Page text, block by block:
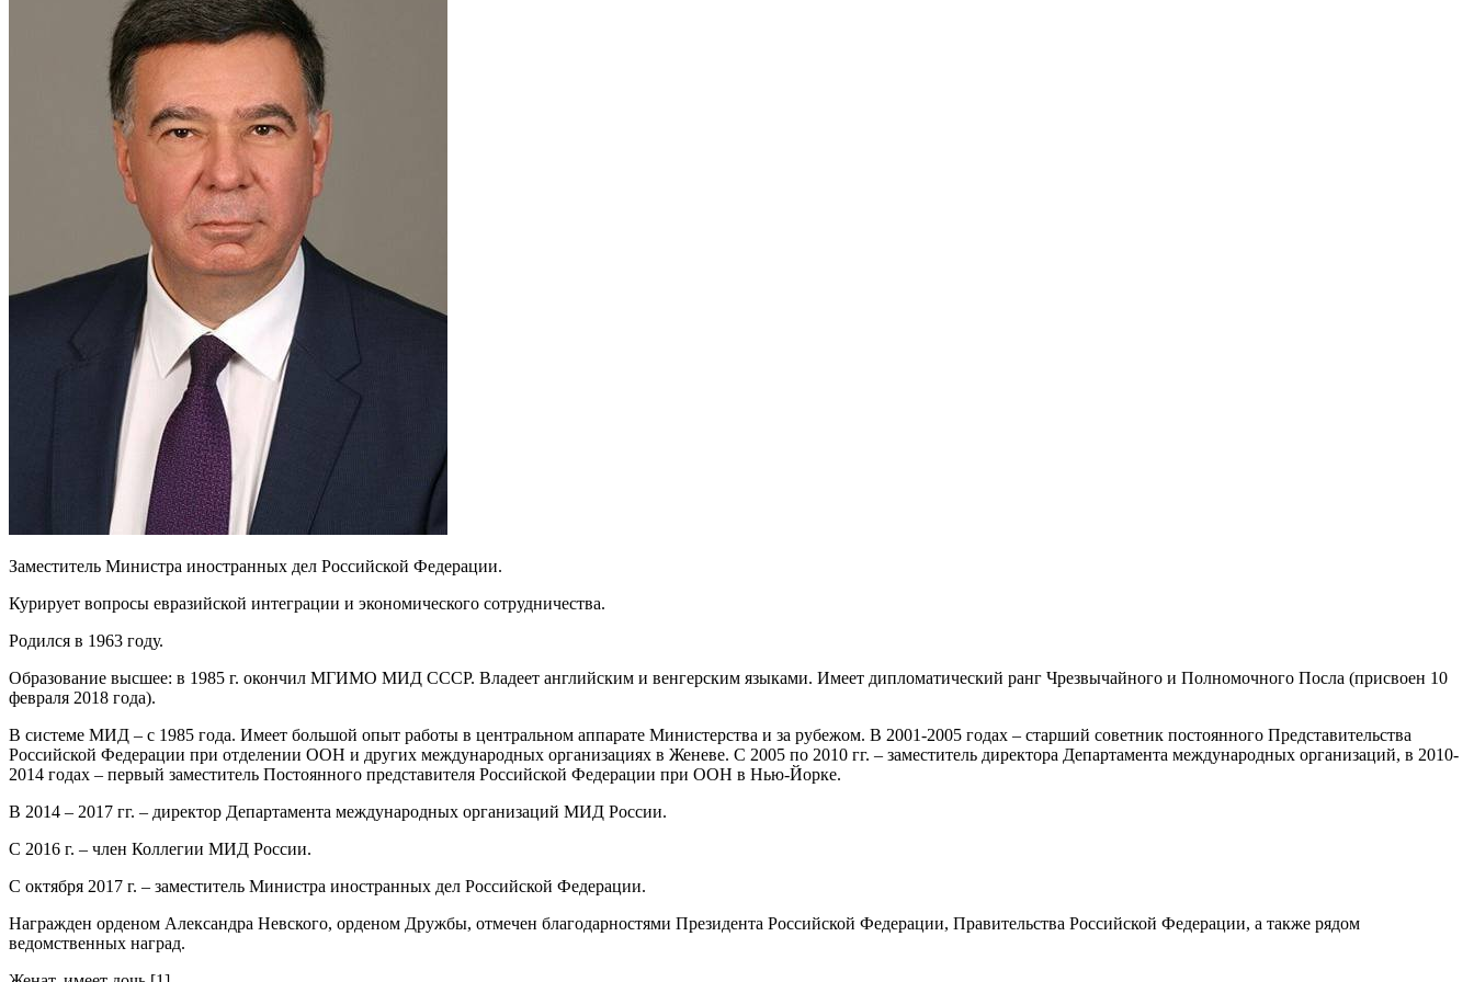
Заместитель Министра иностранных дел Российской Федерации.
Курирует вопросы евразийской интеграции и экономического сотрудничества.
Родился в 1963 году.
Образование высшее: в 1985 г. окончил МГИМО МИД СССР. Владеет английским и венгерским языками. Имеет дипломатический ранг Чрезвычайного и Полномочного Посла (присвоен 10
февраля 2018 года).
В системе МИД – с 1985 года. Имеет большой опыт работы в центральном аппарате Министерства и за рубежом. В 2001-2005 годах – старший советник постоянного Представительства
Российской Федерации при отделении ООН и других международных организациях в Женеве. С 2005 по 2010 гг. – заместитель директора Департамента международных организаций, в 2010-
2014 годах – первый заместитель Постоянного представителя Российской Федерации при ООН в Нью-Йорке.
В 2014 – 2017 гг. – директор Департамента международных организаций МИД России.
С 2016 г. – член Коллегии МИД России.
С октября 2017 г. – заместитель Министра иностранных дел Российской Федерации.
Награжден орденом Александра Невского, орденом Дружбы, отмечен благодарностями Президента Российской Федерации, Правительства Российской Федерации, а также рядом
ведомственных наград.